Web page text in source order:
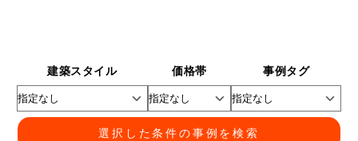
建築スタイル 価格帯 事例タグ
選択した条件の事例を検索